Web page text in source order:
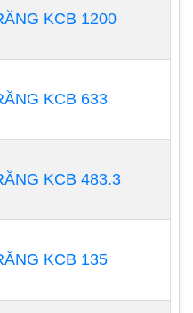
1 Inch Nhôm Teflon
KCB 1200
KCB 633
KCB 483.3
KCB 135